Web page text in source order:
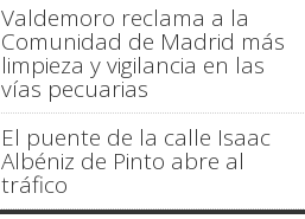
Valdemoro reclama a la
Comunidad de Madrid más
limpieza y vigilancia en las
vías pecuarias
El puente de la calle Isaac
Albéniz de Pinto abre al
tráfico